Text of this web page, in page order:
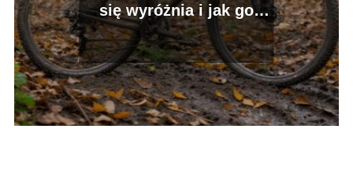
się wyróżnia i jak go
wybrać?